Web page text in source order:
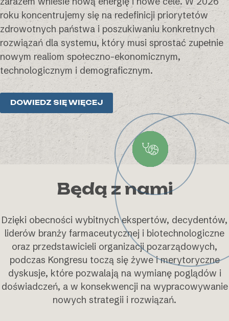
roku koncentrujemy się na redefinicji priorytetów
zdrowotnych państwa i poszukiwaniu konkretnych
rozwiązań dla systemu, który musi sprostać zupełnie
nowym realiom społeczno-ekonomicznym,
technologicznym i demograficznym.
DOWIEDZ SIĘ WIĘCEJ
Będą z nami
Dzięki obecności wybitnych ekspertów, decydentów,
liderów branży farmaceutycznej i biotechnologiczne
oraz przedstawicieli organizacji pozarządowych,
podczas Kongresu toczą się żywe i merytoryczne
dyskusje, które pozwalają na wymianę poglądów i
doświadczeń, a w konsekwencji na wypracowywanie
nowych strategii i rozwiązań.